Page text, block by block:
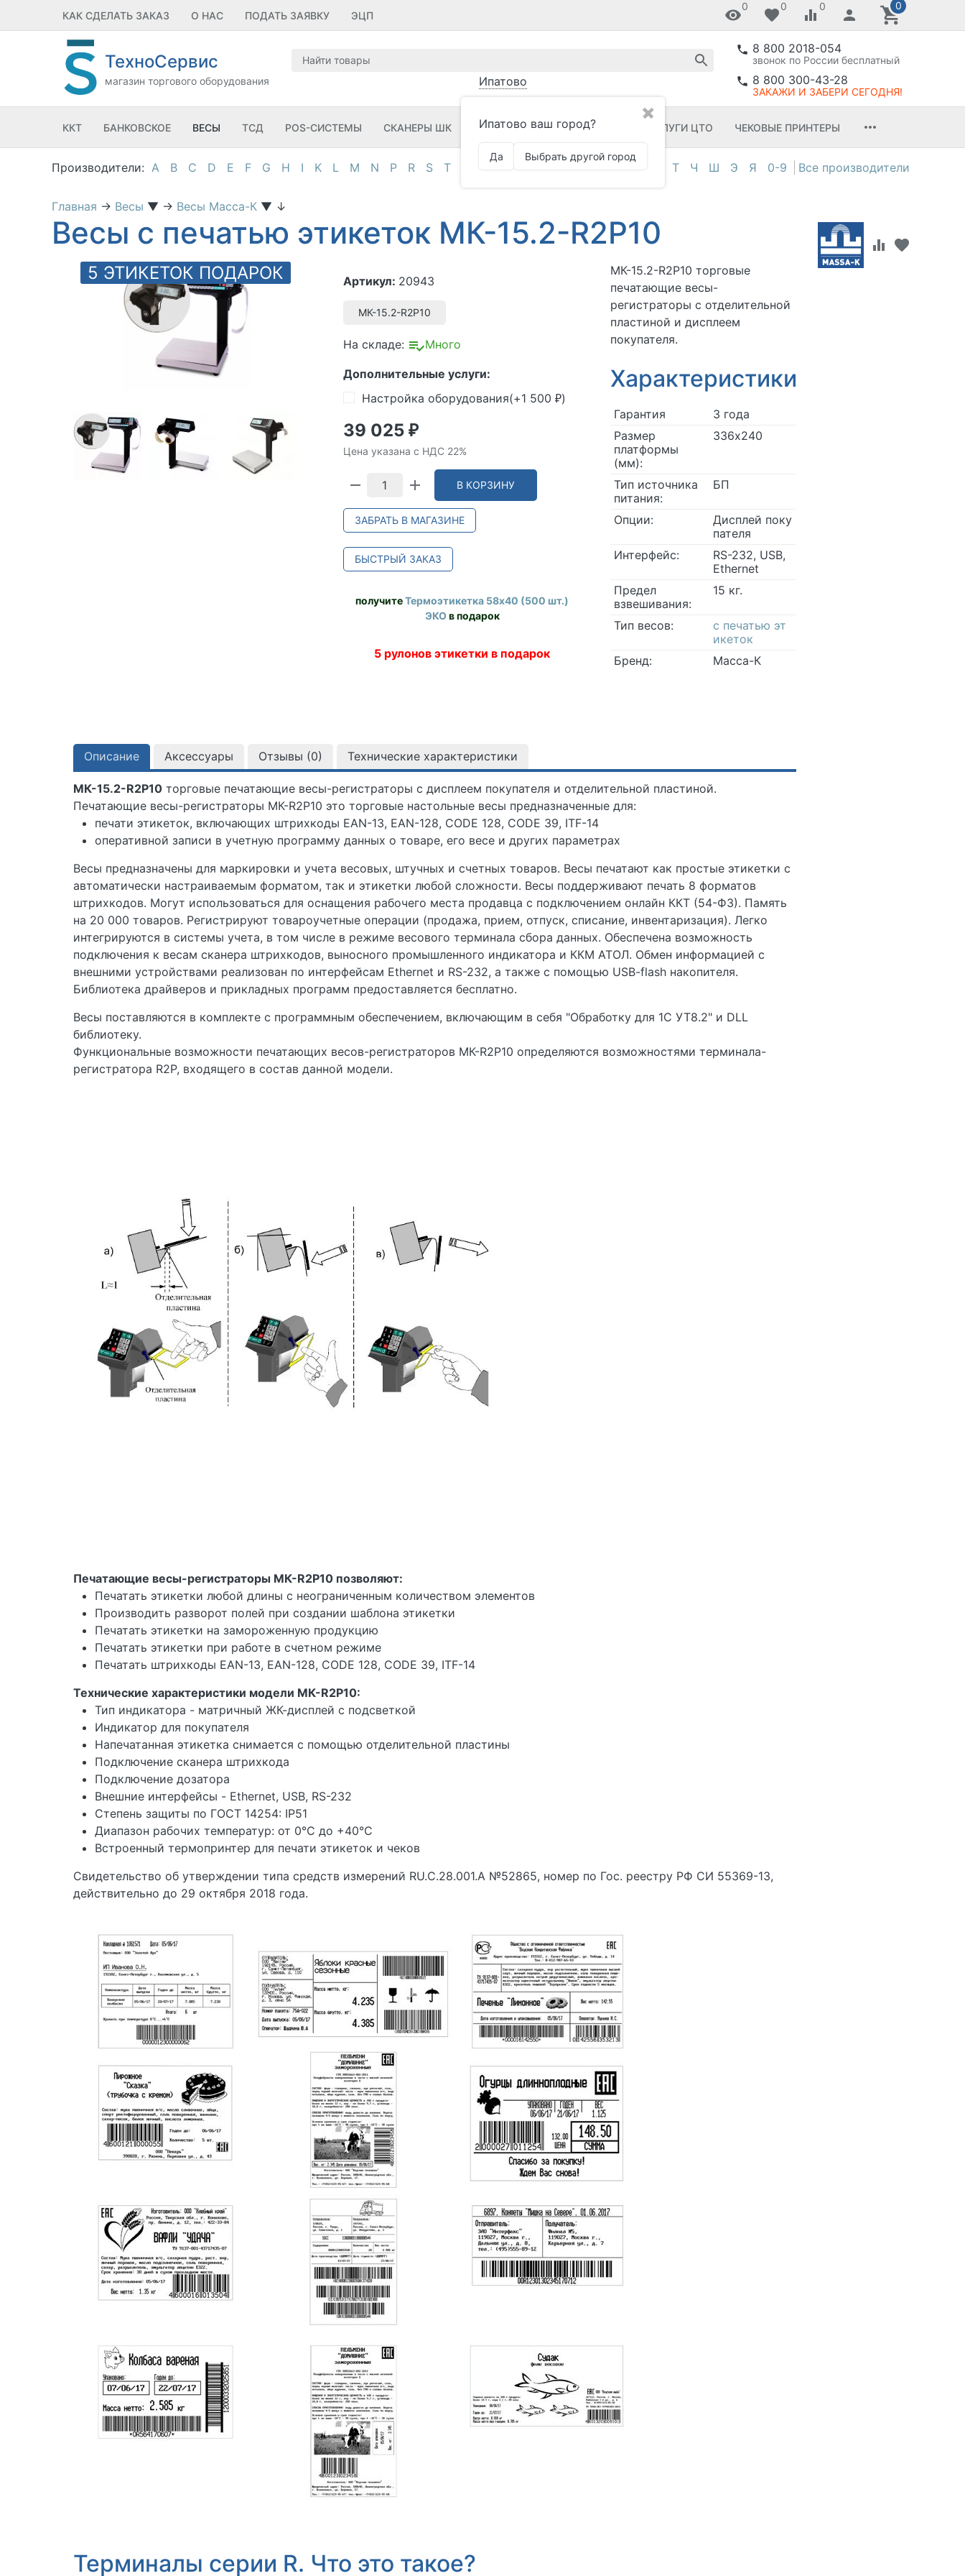
КАК СДЕЛАТЬ ЗАКАЗ О НАС ПОДАТЬ ЗАЯВКУ ЭЦП
0 0 0 0
ТехноСервис
магазин торгового оборудования Ипатово
✖
Ипатово ваш город?
Да Выбрать другой город
8 800 2018-054
звонок по России бесплатный
8 800 300-43-28
ЗАКАЖИ И ЗАБЕРИ СЕГОДНЯ!
ККТ БАНКОВСКОЕ ВЕСЫ ТСД POS-СИСТЕМЫ СКАНЕРЫ ШК ПРИНТЕРЫ ШК ПО УСЛУГИ ЦТО ЧЕКОВЫЕ ПРИНТЕРЫ
A B C D E F G H I K L M N P R S T Т Ч Ш Э Я 0-9
Главная → Весы ▼ → Весы Масса-К ▼ ↓
Весы с печатью этикеток МК-15.2-R2P10
5 ЭТИКЕТОК ПОДАРОК Артикул: 20943
МК-15.2-R2P10
На складе: Много
Дополнительные услуги:
Настройка оборудования(+1 500 ₽)
39 025 ₽
Цена указана с НДС 22%
В КОРЗИНУ
ЗАБРАТЬ В МАГАЗИНЕ
БЫСТРЫЙ ЗАКАЗ
получитеТермоэтикетка 58x40 (500 шт.)
ЭКОв подарок
5 рулонов этикетки в подарок
МК-15.2-R2P10 торговые
печатающие весы-
регистраторы с отделительной
пластиной и дисплеем
покупателя.
Характеристики
Гарантия
3 года
Размер
платформы
(мм):
336х240
Тип источника
питания:
БП
Опции:
Дисплей поку
пателя
Интерфейс:
RS-232, USB,
Ethernet
Предел
взвешивания:
15 кг.
Тип весов:
с печатью эт
икеток
Бренд:
Масса-К
Описание Аксессуары Отзывы (0) Технические характеристики
МК-15.2-R2P10 торговые печатающие весы-регистраторы с дисплеем покупателя и отделительной пластиной.
Печатающие весы-регистраторы МК-R2P10 это торговые настольные весы предназначенные для:
печати этикеток, включающих штрихкоды EAN-13, EAN-128, CODE 128, CODE 39, ITF-14
оперативной записи в учетную программу данных о товаре, его весе и других параметрах
Весы предназначены для маркировки и учета весовых, штучных и счетных товаров. Весы печатают как простые этикетки с
автоматически настраиваемым форматом, так и этикетки любой сложности. Весы поддерживают печать 8 форматов
штрихкодов. Могут использоваться для оснащения рабочего места продавца с подключением онлайн ККТ (54-ФЗ). Память
на 20 000 товаров. Регистрируют товароучетные операции (продажа, прием, отпуск, списание, инвентаризация). Легко
интегрируются в системы учета, в том числе в режиме весового терминала сбора данных. Обеспечена возможность
подключения к весам сканера штрихкодов, выносного промышленного индикатора и ККМ АТОЛ. Обмен информацией с
внешними устройствами реализован по интерфейсам Ethernet и RS-232, а также с помощью USB-flash накопителя.
Библиотека драйверов и прикладных программ предоставляется бесплатно.
Весы поставляются в комплекте с программным обеспечением, включающим в себя "Обработку для 1С УТ8.2" и DLL
библиотеку.
Функциональные возможности печатающих весов-регистраторов МК-R2P10 определяются возможностями терминала-
регистратора R2P, входящего в состав данной модели.
Печатающие весы-регистраторы МК-R2P10 позволяют:
Печатать этикетки любой длины с неограниченным количеством элементов
Производить разворот полей при создании шаблона этикетки
Печатать этикетки на замороженную продукцию
Печатать этикетки при работе в счетном режиме
Печатать штрихкоды EAN-13, EAN-128, CODE 128, CODE 39, ITF-14
Технические характеристики модели МК-R2P10:
Тип индикатора - матричный ЖК-дисплей с подсветкой
Индикатор для покупателя
Напечатанная этикетка снимается с помощью отделительной пластины
Подключение сканера штрихкода
Подключение дозатора
Внешние интерфейсы - Ethernet, USB, RS-232
Степень защиты по ГОСТ 14254: IP51
Диапазон рабочих температур: от 0°C до +40°C
Встроенный термопринтер для печати этикеток и чеков
Свидетельство об утверждении типа средств измерений RU.C.28.001.A №52865, номер по Гос. реестру РФ СИ 55369-13,
действительно до 29 октября 2018 года.
Терминалы серии R. Что это такое?